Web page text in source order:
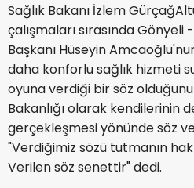
Sağlık Bakanı İzlem
çalışmaları sırasında
Başkanı Hüseyin
daha konforlu sağlık hizmeti
oyuna verdiği bir söz
Bakanlığı olarak kendilerinin
gerçekleşmesi yönünde söz
"Verdiğimiz sözü tutmanın
Verilen söz senettir" dedi.